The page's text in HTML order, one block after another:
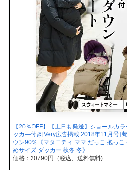
【20％OFF】【土日も発送】ショールカ
ッカ—付き[Very広告掲載 2018年11月号]
ウン90％《マタニティ ママ だっこ 抱っこ
めサイズ ダッカー 秋冬 冬》
価格：20790円（税込、送料無料)